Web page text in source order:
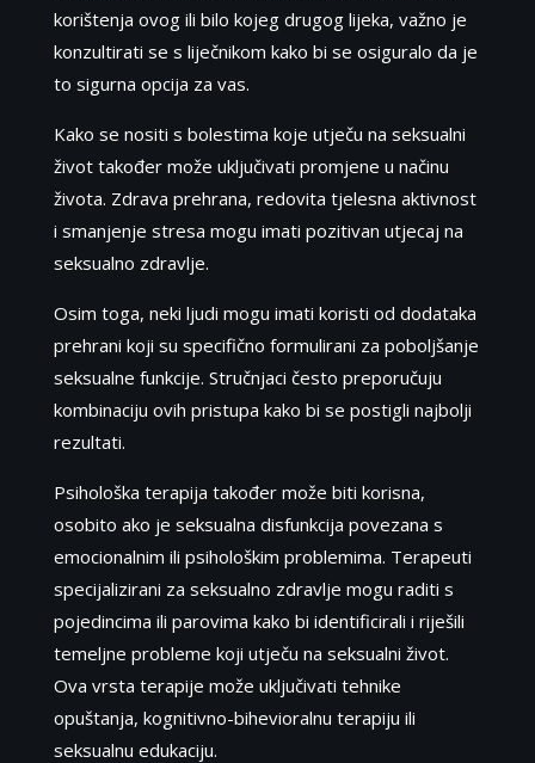
korištenja ovog ili bilo kojeg drugog lijeka, važno je
konzultirati se s liječnikom kako bi se osiguralo da je
to sigurna opcija za vas.
Kako se nositi s bolestima koje utječu na seksualni
život također može uključivati promjene u načinu
života. Zdrava prehrana, redovita tjelesna aktivnost
i smanjenje stresa mogu imati pozitivan utjecaj na
seksualno zdravlje.
Osim toga, neki ljudi mogu imati koristi od dodataka
prehrani koji su specifično formulirani za poboljšanje
seksualne funkcije. Stručnjaci često preporučuju
kombinaciju ovih pristupa kako bi se postigli najbolji
rezultati.
Psihološka terapija također može biti korisna,
osobito ako je seksualna disfunkcija povezana s
emocionalnim ili psihološkim problemima. Terapeuti
specijalizirani za seksualno zdravlje mogu raditi s
pojedincima ili parovima kako bi identificirali i riješili
temeljne probleme koji utječu na seksualni život.
Ova vrsta terapije može uključivati tehnike
opuštanja, kognitivno-bihevioralnu terapiju ili
seksualnu edukaciju.